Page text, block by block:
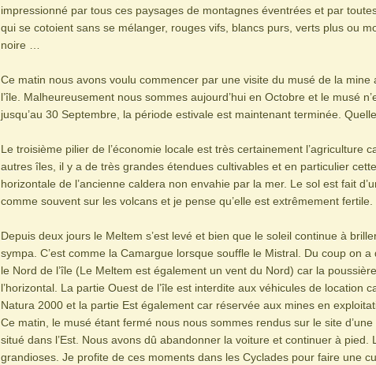
impressionné par tous ces paysages de montagnes éventrées et par
qui se cotoient sans se mélanger, rouges vifs, blancs purs, verts plus ou
noire …
Ce matin nous avons voulu commencer par une visite du musé de la mine
l’île. Malheureusement nous sommes aujourd’hui en Octobre et le musé
jusqu’au 30 Septembre, la période estivale est maintenant terminée.
Le troisième pilier de l’économie locale est très certainement l’agriculture
autres îles, il y a de très grandes étendues cultivables et en particulier
horizontale de l’ancienne caldera non envahie par la mer. Le sol est fait
comme souvent sur les volcans et je pense qu’elle est extrêmement fertile.
Depuis deux jours le Meltem s’est levé et bien que le soleil continue à
sympa. C’est comme la Camargue lorsque souffle le Mistral. Du coup on
le Nord de l’île (Le Meltem est également un vent du Nord) car la
l’horizontal. La partie Ouest de l’île est interdite aux véhicules de location
Natura 2000 et la partie Est également car réservée aux mines en
Ce matin, le musé étant fermé nous nous sommes rendus sur le site
situé dans l’Est. Nous avons dû abandonner la voiture et continuer à pied.
grandioses. Je profite de ces moments dans les Cyclades pour faire une